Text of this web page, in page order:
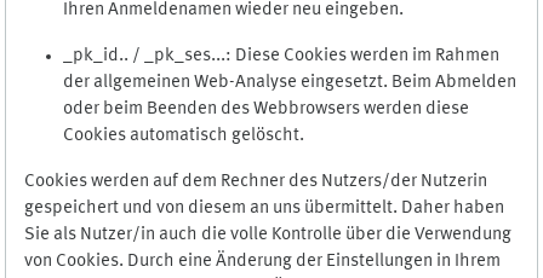
Ihren Anmeldenamen wieder neu eingeben.
_pk_id.. / _pk_ses...: Diese Cookies werden im Rahmen
der allgemeinen Web-Analyse eingesetzt. Beim Abmelden
oder beim Beenden des Webbrowsers werden diese
Cookies automatisch gelöscht.
Cookies werden auf dem Rechner des Nutzers/der Nutzerin
gespeichert und von diesem an uns übermittelt. Daher haben
Sie als Nutzer/in auch die volle Kontrolle über die Verwendung
von Cookies. Durch eine Änderung der Einstellungen in Ihrem